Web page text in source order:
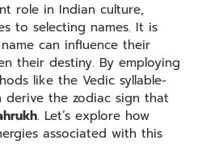
role in Indian culture,
to selecting names. It is
can influence their
their destiny. By employing
like the Vedic syllable-
derive the zodiac sign that
. Let’s explore how
associated with this